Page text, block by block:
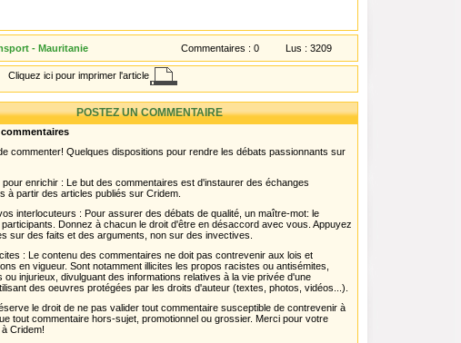
- Mauritanie Commentaires : 0 Lus : 3209
Cliquez ici pour imprimer l'article
POSTEZ UN COMMENTAIRE
commenter! Quelques dispositions pour rendre les débats passionnants sur
pour enrichir : Le but des commentaires est d'instaurer des échanges
à partir des articles publiés sur Cridem.
interlocuteurs : Pour assurer des débats de qualité, un maître-mot: le
Donnez à chacun le droit d'être en désaccord avec vous. Appuyez
sur des faits et des arguments, non sur des invectives.
: Le contenu des commentaires ne doit pas contrevenir aux lois et
en vigueur. Sont notamment illicites les propos racistes ou antisémites,
ou injurieux, divulguant des informations relatives à la vie privée d'une
des oeuvres protégées par les droits d'auteur (textes, photos, vidéos...).
le droit de ne pas valider tout commentaire susceptible de contrevenir à
tout commentaire hors-sujet, promotionnel ou grossier. Merci pour votre
Cridem!